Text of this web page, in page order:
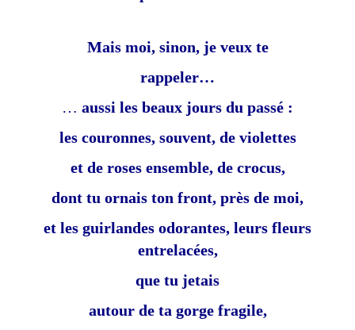
Mais moi, sinon, je veux te
rappeler…
… aussi les beaux jours du passé :
les couronnes, souvent, de violettes
et de roses ensemble, de crocus,
dont tu ornais ton front, près de moi,
et les guirlandes odorantes, leurs fleurs
entrelacées,
que tu jetais
autour de ta gorge fragile,